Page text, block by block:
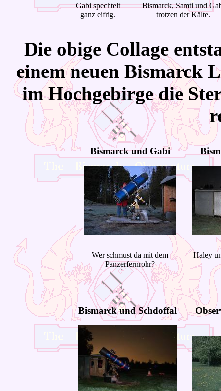
Gabi spechtelt
ganz eifrig.
Bismarck, Samti und
trotzen der Kälte.
Die obige Collage
einem neuen Bismarck
im Hochgebirge die
Bismarckund Gabi
Wer schmust da mit dem
Panzerfernrohr?
Haley
Bismarck und Schdoffal